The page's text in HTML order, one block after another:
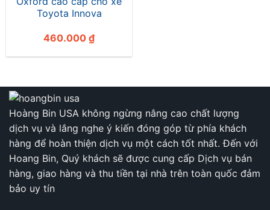
Toyota Innova
460.000 ₫
Hoàng Bin USA không ngừng nâng cao chất lượng
dịch vụ và lắng nghe ý kiến đóng góp từ phía khách
hàng để hoàn thiện dịch vụ một cách tốt nhất. Đến với
Hoang Bin, Quý khách sẽ được cung cấp Dịch vụ bán
hàng, giao hàng và thu tiền tại nhà trên toàn quốc đảm
bảo uy tín